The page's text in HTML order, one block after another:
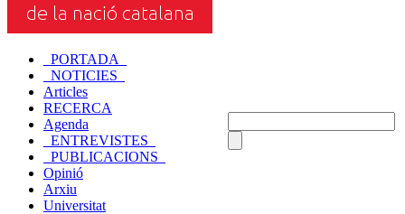
_PORTADA_
_NOTICIES_
Articles
RECERCA
Agenda
_ENTREVISTES_
_PUBLICACIONS_
Opinió
Arxiu
Universitat